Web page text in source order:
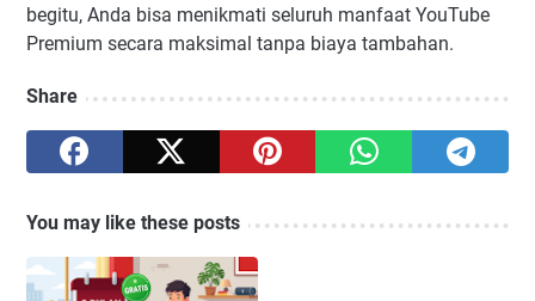
begitu, Anda bisa menikmati seluruh manfaat YouTube
Premium secara maksimal tanpa biaya tambahan.
Share
You may like these posts